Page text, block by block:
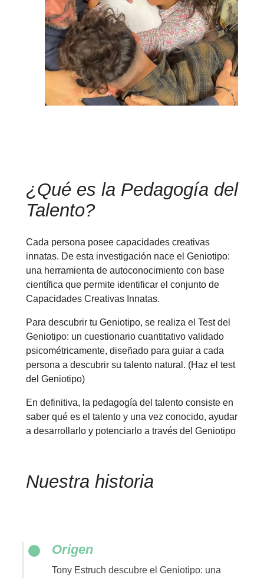
¿Qué es la Pedagogía del
Talento?
Cada persona posee capacidades creativas
innatas. De esta investigación nace el Geniotipo:
una herramienta de autoconocimiento con base
científica que permite identificar el conjunto de
Capacidades Creativas Innatas.
Para descubrir tu Geniotipo, se realiza el Test del
Geniotipo: un cuestionario cuantitativo validado
psicométricamente, diseñado para guiar a cada
persona a descubrir su talento natural. (Haz el test
del Geniotipo)
En definitiva, la pedagogía del talento consiste en
saber qué es el talento y una vez conocido, ayudar
a desarrollarlo y potenciarlo a través del Geniotipo
Nuestra historia
Origen
Tony Estruch descubre el Geniotipo: una